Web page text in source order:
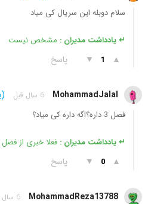
سلام دوبله این سریال کی میاد
↵ یادداشت مدیران : مشخص نیست
▲
1
▼ پاسخ
MohammadJalal 6 سال قبل
فصل 3 داره؟اگه داره کی میاد؟
↵ یادداشت مدیران : فعلا خبری از فصل 3 نیست
▲
0
▼ پاسخ
MohammadReza13788 6 سال قبل